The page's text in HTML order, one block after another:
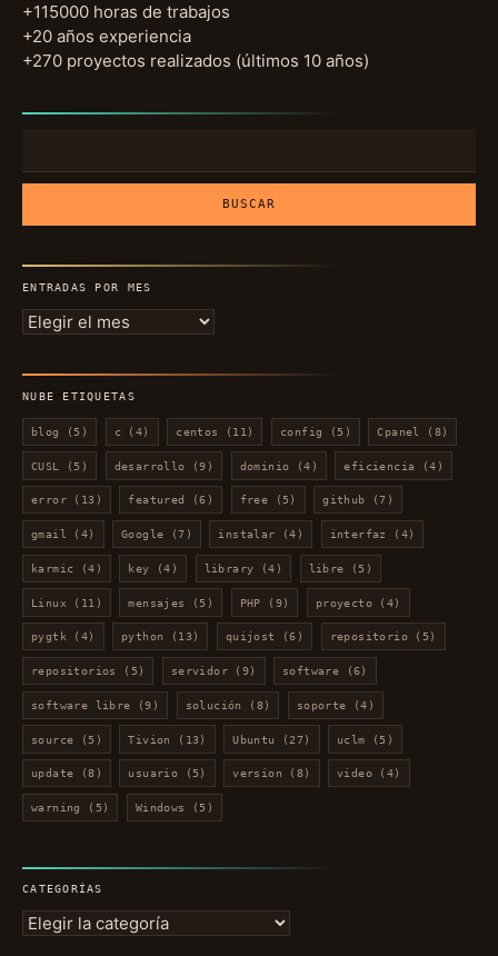
+115000 horas de trabajos
+20 años experiencia
+270 proyectos realizados (últimos 10 años)
ENTRADAS POR MES
Entradas
mes
NUBE ETIQUETAS
blog (5) c (4) centos (11) config (5) Cpanel (8)
CUSL (5) desarrollo (9) dominio (4) eficiencia (4)
error(13) featured (6) free (5) github (7)
gmail (4) Google (7) instalar (4) interfaz (4)
karmic (4) key (4) library (4) libre (5)
Linux (11) mensajes (5) PHP (9) proyecto (4)
pygtk(4) python (13) quijost (6) repositorio (5)
repositorios (5) servidor(9) software (6)
software libre (9) solución (8) soporte (4)
source (5) Tivion (13) Ubuntu (27) uclm (5)
update (8) usuario (5) version (8) video (4)
warning (5) Windows (5)
CATEGORÍAS